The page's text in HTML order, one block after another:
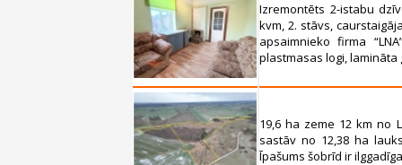
Izremontēts 2-istabu
kvm, 2. stāvs,
apsaimnieko firma
plastmasas logi, lamināta
19,6 ha zeme 12 km no
sastāv no 12,38 ha
Īpašums šobrīd ir